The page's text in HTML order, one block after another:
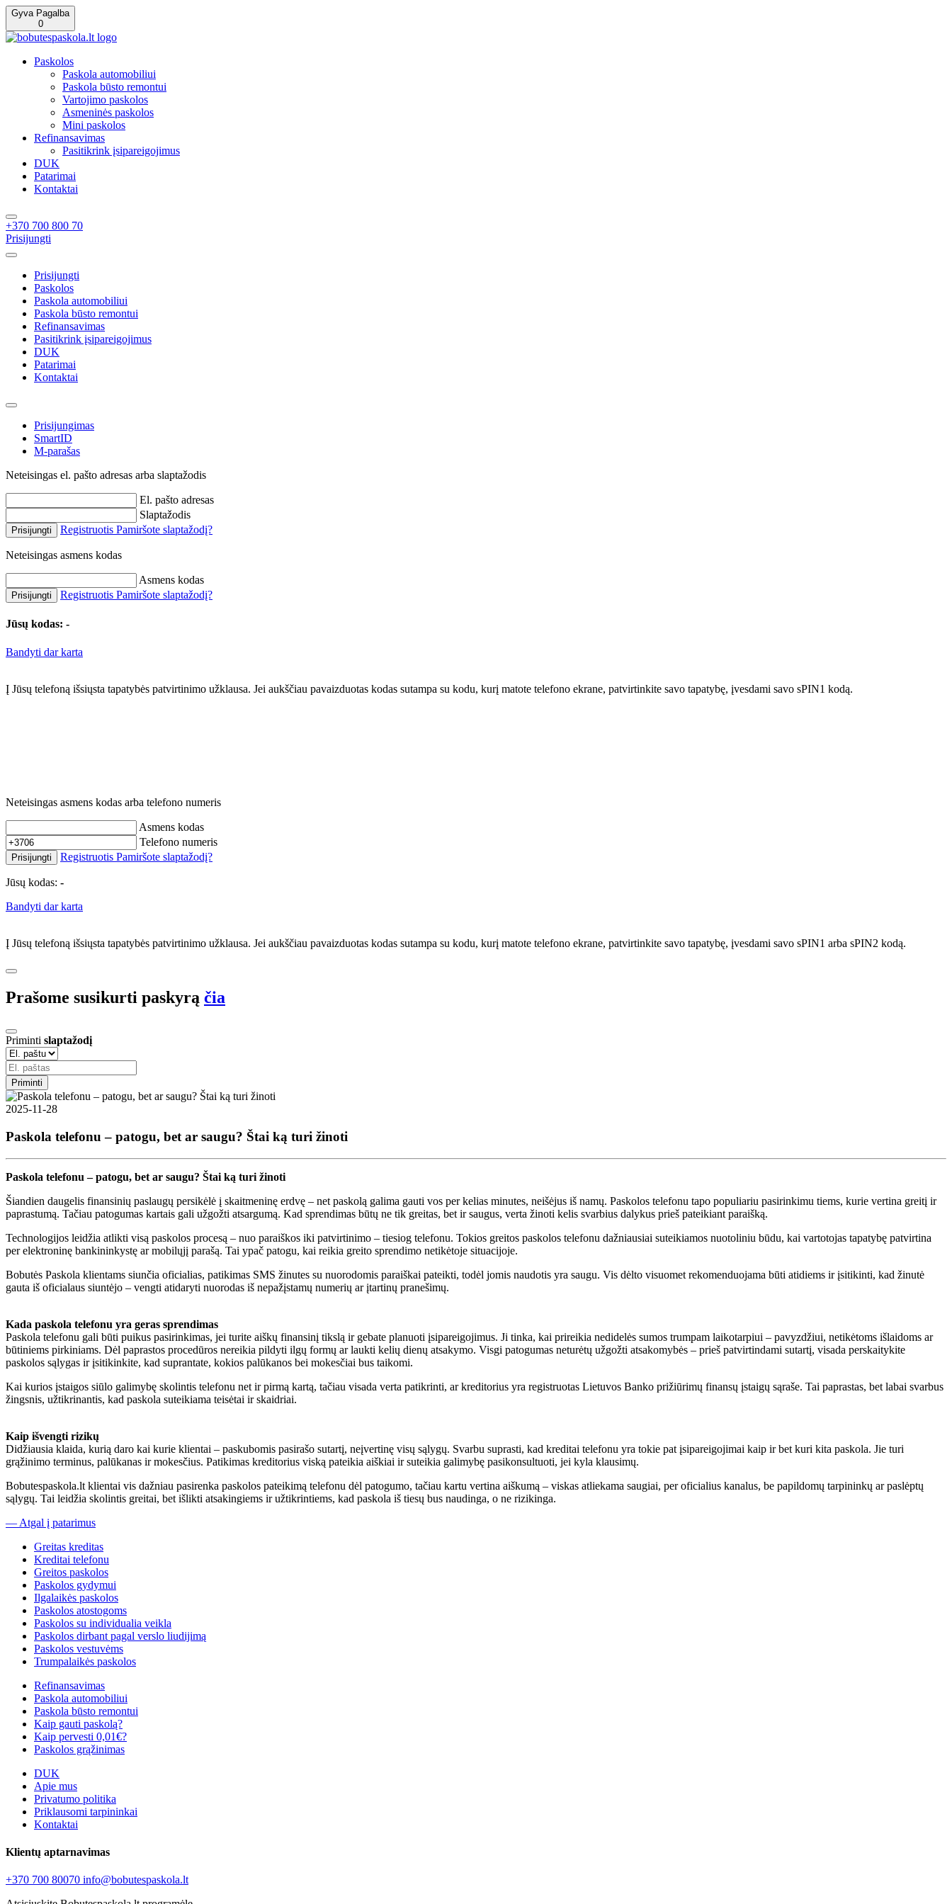
Gyva Pagalba
0
Paskolos
Paskola automobiliui
Paskola būsto remontui
Vartojimo paskolos
Asmeninės paskolos
Mini paskolos
Refinansavimas
Pasitikrink įsipareigojimus
DUK
Patarimai
Kontaktai
+370 700 800 70
Prisijungti
Prisijungti
Paskolos
Paskola automobiliui
Paskola būsto remontui
Refinansavimas
Pasitikrink įsipareigojimus
DUK
Patarimai
Kontaktai
Prisijungimas
SmartID
M-parašas
Neteisingas el. pašto adresas arba slaptažodis
El. pašto adresas
Slaptažodis
Prisijungti Registruotis Pamiršote slaptažodį?
Neteisingas asmens kodas
Asmens kodas
Prisijungti Registruotis Pamiršote slaptažodį?
Jūsų kodas: -
Bandyti dar karta
Į Jūsų telefoną išsiųsta tapatybės patvirtinimo užklausa. Jei aukščiau pavaizduotas kodas sutampa su kodu, kurį matote telefono ekrane, patvirtinkite savo tapatybę, įvesdami savo sPIN1 kodą.
Neteisingas asmens kodas arba telefono numeris
Asmens kodas
Telefono numeris
Prisijungti Registruotis Pamiršote slaptažodį?
Jūsų kodas: -
Bandyti dar karta
Į Jūsų telefoną išsiųsta tapatybės patvirtinimo užklausa. Jei aukščiau pavaizduotas kodas sutampa su kodu, kurį matote telefono ekrane, patvirtinkite savo tapatybę, įvesdami savo sPIN1 arba sPIN2 kodą.
Prašome susikurti paskyrą čia
Priminti slaptažodį
Priminti
2025-11-28
Paskola telefonu – patogu, bet ar saugu? Štai ką turi žinoti
Paskola telefonu – patogu, bet ar saugu? Štai ką turi žinoti
Šiandien daugelis finansinių paslaugų persikėlė į skaitmeninę erdvę – net paskolą galima gauti vos per kelias minutes, neišėjus iš namų. Paskolos telefonu tapo populiariu pasirinkimu tiems, kurie vertina greitį ir
paprastumą. Tačiau patogumas kartais gali užgožti atsargumą. Kad sprendimas būtų ne tik greitas, bet ir saugus, verta žinoti kelis svarbius dalykus prieš pateikiant paraišką.
Technologijos leidžia atlikti visą paskolos procesą – nuo paraiškos iki patvirtinimo – tiesiog telefonu. Tokios greitos paskolos telefonu dažniausiai suteikiamos nuotoliniu būdu, kai vartotojas tapatybę patvirtina
per elektroninę bankininkystę ar mobilųjį parašą. Tai ypač patogu, kai reikia greito sprendimo netikėtoje situacijoje.
Bobutės Paskola klientams siunčia oficialias, patikimas SMS žinutes su nuorodomis paraiškai pateikti, todėl jomis naudotis yra saugu. Vis dėlto visuomet rekomenduojama būti atidiems ir įsitikinti, kad žinutė
gauta iš oficialaus siuntėjo – vengti atidaryti nuorodas iš nepažįstamų numerių ar įtartinų pranešimų.
Kada paskola telefonu yra geras sprendimas
Paskola telefonu gali būti puikus pasirinkimas, jei turite aiškų finansinį tikslą ir gebate planuoti įsipareigojimus. Ji tinka, kai prireikia nedidelės sumos trumpam laikotarpiui – pavyzdžiui, netikėtoms išlaidoms ar
būtiniems pirkiniams. Dėl paprastos procedūros nereikia pildyti ilgų formų ar laukti kelių dienų atsakymo. Visgi patogumas neturėtų užgožti atsakomybės – prieš patvirtindami sutartį, visada perskaitykite
paskolos sąlygas ir įsitikinkite, kad suprantate, kokios palūkanos bei mokesčiai bus taikomi.
Kai kurios įstaigos siūlo galimybę skolintis telefonu net ir pirmą kartą, tačiau visada verta patikrinti, ar kreditorius yra registruotas Lietuvos Banko prižiūrimų finansų įstaigų sąraše. Tai paprastas, bet labai svarbus
žingsnis, užtikrinantis, kad paskola suteikiama teisėtai ir skaidriai.
Kaip išvengti rizikų
Didžiausia klaida, kurią daro kai kurie klientai – paskubomis pasirašo sutartį, neįvertinę visų sąlygų. Svarbu suprasti, kad kreditai telefonu yra tokie pat įsipareigojimai kaip ir bet kuri kita paskola. Jie turi
grąžinimo terminus, palūkanas ir mokesčius. Patikimas kreditorius viską pateikia aiškiai ir suteikia galimybę pasikonsultuoti, jei kyla klausimų.
Bobutespaskola.lt klientai vis dažniau pasirenka paskolos pateikimą telefonu dėl patogumo, tačiau kartu vertina aiškumą – viskas atliekama saugiai, per oficialius kanalus, be papildomų tarpininkų ar paslėptų
sąlygų. Tai leidžia skolintis greitai, bet išlikti atsakingiems ir užtikrintiems, kad paskola iš tiesų bus naudinga, o ne rizikinga.
— Atgal į patarimus
Greitas kreditas
Kreditai telefonu
Greitos paskolos
Paskolos gydymui
Ilgalaikės paskolos
Paskolos atostogoms
Paskolos su individualia veikla
Paskolos dirbant pagal verslo liudijimą
Paskolos vestuvėms
Trumpalaikės paskolos
Refinansavimas
Paskola automobiliui
Paskola būsto remontui
Kaip gauti paskolą?
Kaip pervesti 0,01€?
Paskolos grąžinimas
DUK
Apie mus
Privatumo politika
Priklausomi tarpininkai
Kontaktai
Klientų aptarnavimas
+370 700 80070 info@bobutespaskola.lt